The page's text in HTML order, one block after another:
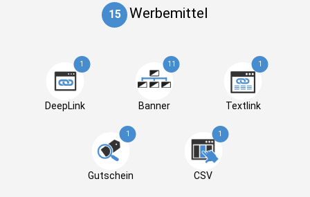
15 Werbemittel
1
DeepLink
11
Banner
1
Textlink
1
Gutschein
1
CSV